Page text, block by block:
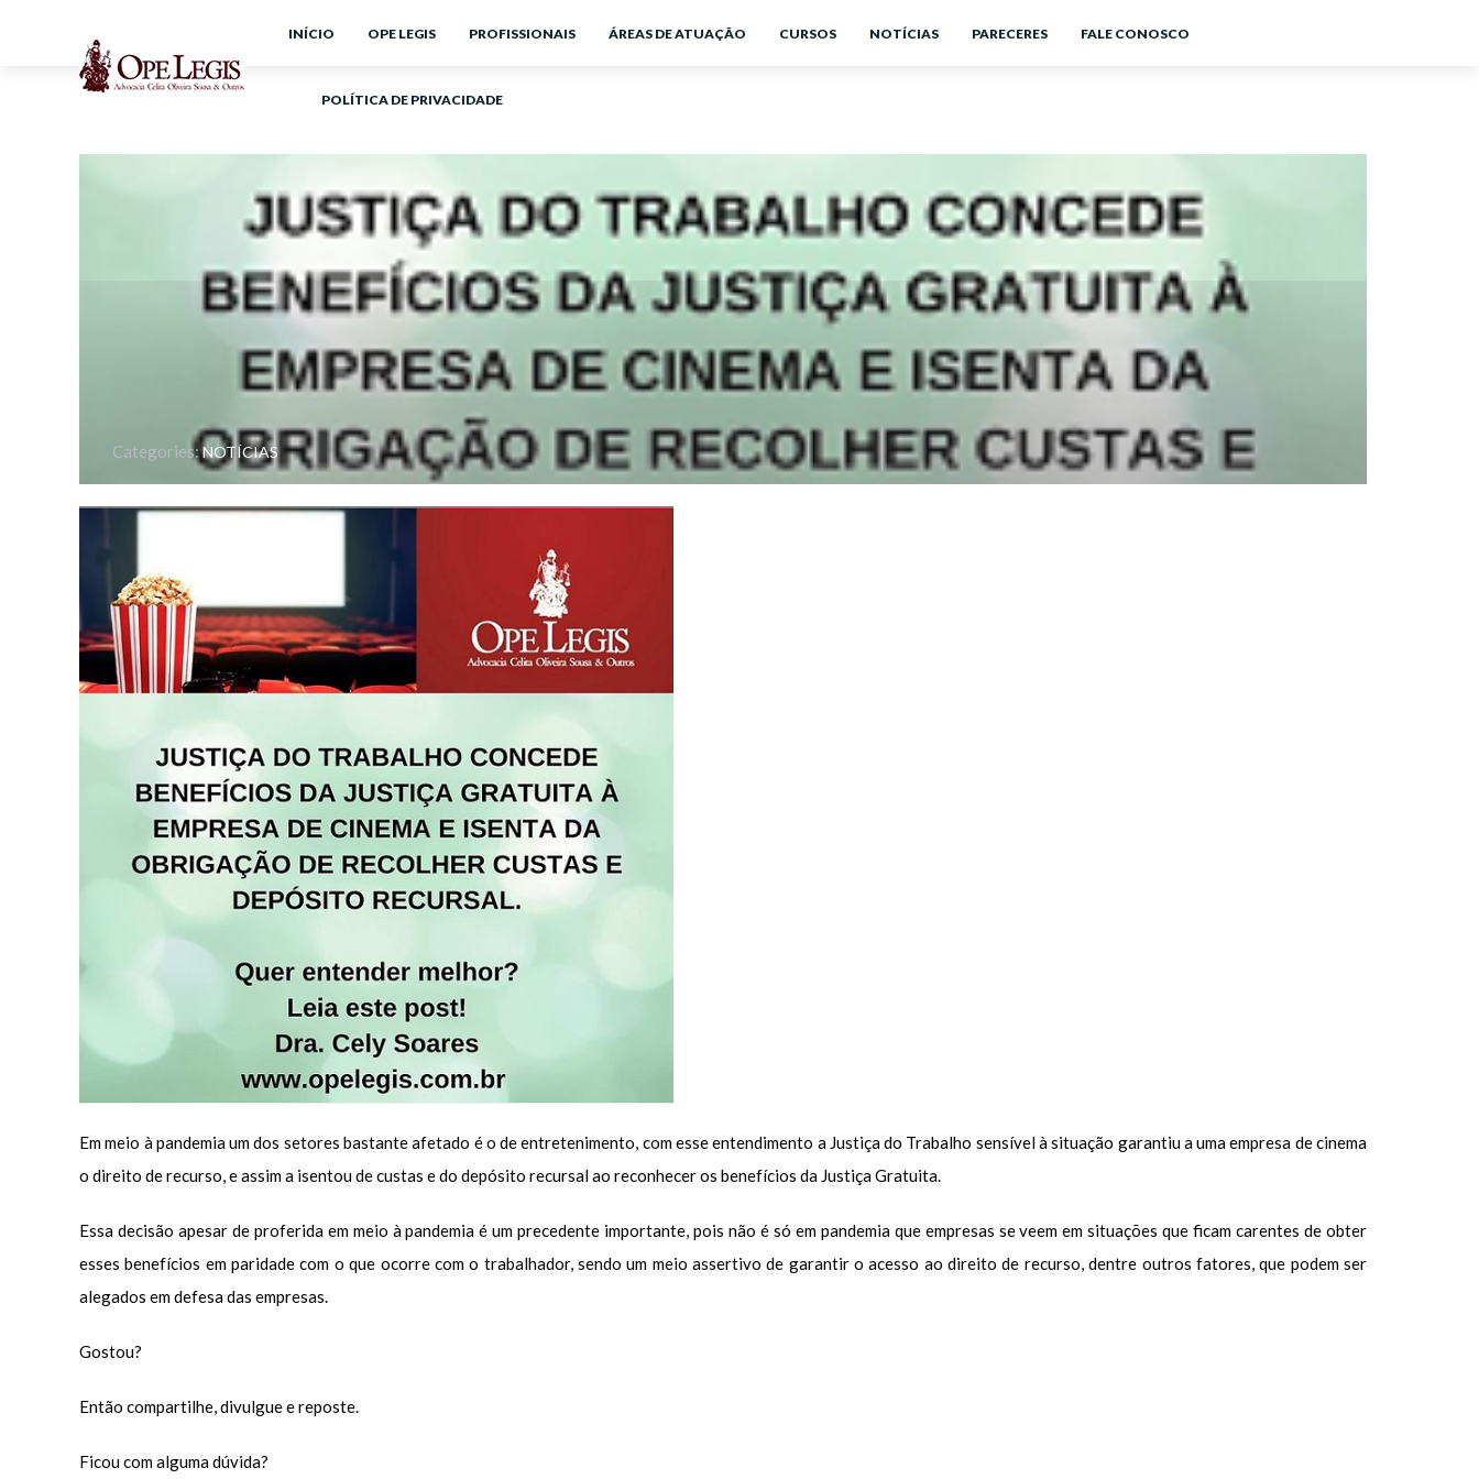
INÍCIO OPE LEGIS PROFISSIONAIS ÁREAS DE ATUAÇÃO CURSOS NOTÍCIAS PARECERES FALE CONOSCO
POLÍTICA DE PRIVACIDADE
Categories:NOTÍCIAS
Em meio à pandemia um dos setores bastante afetado é o de entretenimento, com esse entendimento a Justiça do Trabalho sensível à situação garantiu a uma empresa de cinema
o direito de recurso, e assim a isentou de custas e do depósito recursal ao reconhecer os benefícios da Justiça Gratuita.
Essa decisão apesar de proferida em meio à pandemia é um precedente importante, pois não é só em pandemia que empresas se veem em situações que ficam carentes de obter
esses benefícios em paridade com o que ocorre com o trabalhador, sendo um meio assertivo de garantir o acesso ao direito de recurso, dentre outros fatores, que podem ser
alegados em defesa das empresas.
Gostou?
Então compartilhe, divulgue e reposte.
Ficou com alguma dúvida?